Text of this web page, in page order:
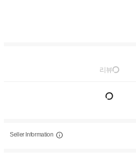
리뷰
Seller Information